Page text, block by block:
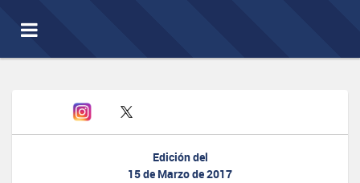
Toggle
navigation
Edición del
15 de Marzo de 2017